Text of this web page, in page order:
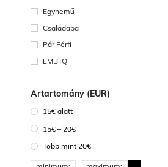
Egynemű
Családapa
Pár Férfi
LMBTQ
Ártartomány (EUR)
15€ alatt
15€ – 20€
Több mint 20€